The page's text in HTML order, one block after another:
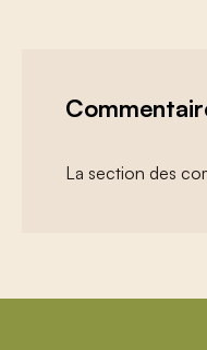
La section des